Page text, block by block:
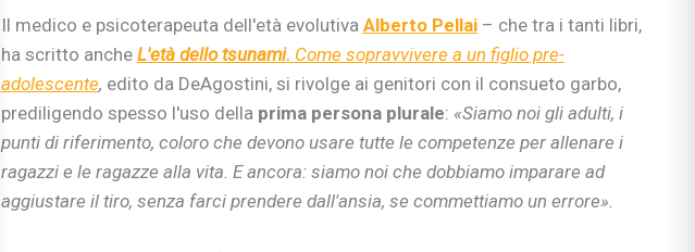
Il medico e psicoterapeuta dell'età evolutiva Alberto Pellai– che tra i tanti libri,
ha scritto anche L'età dello tsunami. Come sopravvivere a un figlio pre-
adolescente, edito da DeAgostini, si rivolge ai genitori con il consueto garbo,
prediligendo spesso l'uso della prima persona plurale: «Siamo noi gli adulti, i
punti di riferimento, coloro che devono usare tutte le competenze per allenare i
ragazzi e le ragazze alla vita. E ancora: siamo noi che dobbiamo imparare ad
aggiustare il tiro, senza farci prendere dall'ansia, se commettiamo un errore».